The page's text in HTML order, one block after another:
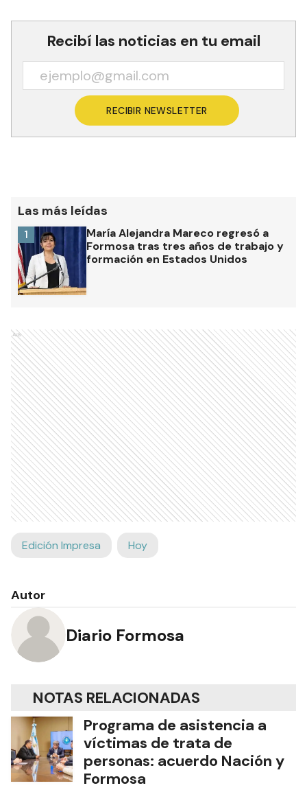
Recibí las noticias en tu email
RECIBIR NEWSLETTER
Las más leídas
María Alejandra Mareco regresó a
Formosa tras tres años de trabajo y
formación en Estados Unidos
1
Ads
Edición Impresa Hoy
Autor
Diario Formosa
NOTAS RELACIONADAS
Programa de asistencia a
víctimas de trata de
personas: acuerdo Nación y
Formosa